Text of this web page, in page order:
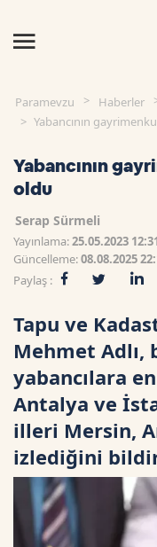
Paramevzu Haberler
Yabancının
Yabancının
oldu
Serap Sürmeli
Yayınlama:25.05.2023
Güncelleme:08.08.2025
Paylaş :
Tapu ve
Mehmet Adlı,
yabancılara
Antalya ve
illeri Mersin,
izlediğini